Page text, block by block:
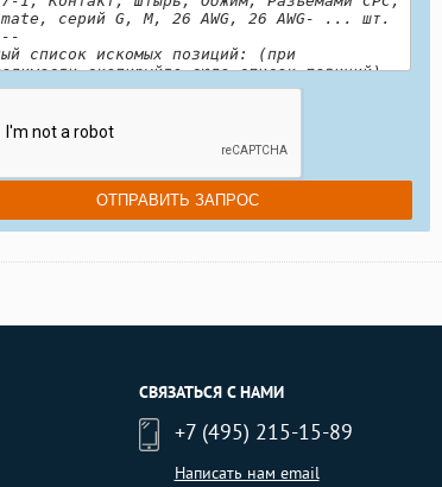
СВЯЗАТЬСЯ С НАМИ
+7 (495) 215-15-89
Написать нам email